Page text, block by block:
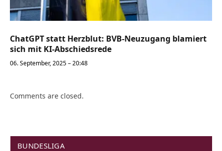
ChatGPT statt Herzblut: BVB-Neuzugang blamiert
sich mit KI-Abschiedsrede
06. September, 2025 – 20:48
Comments are closed.
BUNDESLIGA